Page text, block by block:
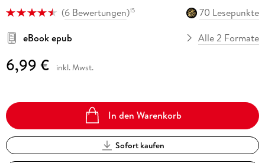
(6 Bewertungen)15
70 Lesepunkte
eBook epub
Alle 2 Formate
6,99 € inkl. Mwst.
In den Warenkorb
Sofort kaufen